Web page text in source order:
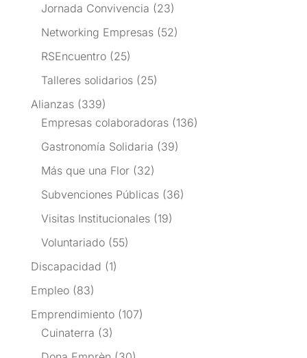
Jornada Convivencia (23)
Networking Empresas(52)
RSEncuentro(25)
Talleres solidarios(25)
Alianzas(339)
Empresas colaboradoras(136)
Gastronomía Solidaria (39)
Más que una Flor(32)
Subvenciones Públicas(36)
Visitas Institucionales(19)
Voluntariado(55)
Discapacidad (1)
Empleo(83)
Emprendimiento(107)
Cuinaterra (3)